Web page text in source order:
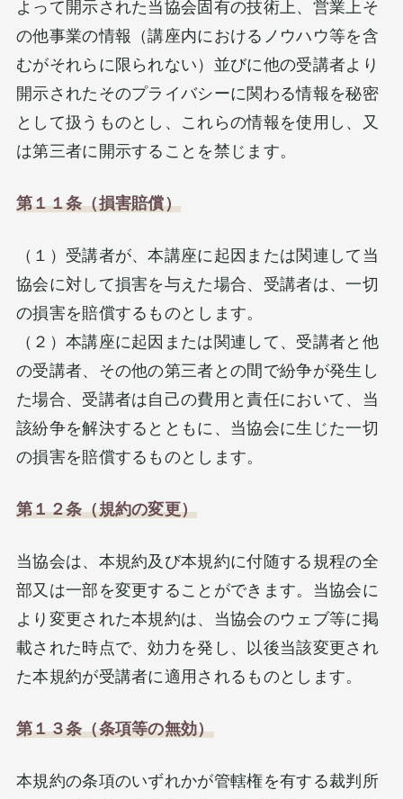
よって開示された当協会固有の技術上、営業上そ
の他事業の情報（講座内におけるノウハウ等を含
むがそれらに限られない）並びに他の受講者より
開示されたそのプライバシーに関わる情報を秘密
として扱うものとし、これらの情報を使用し、又
は第三者に開示することを禁じます。
第１１条（損害賠償）
（１）受講者が、本講座に起因または関連して当
協会に対して損害を与えた場合、受講者は、一切
の損害を賠償するものとします。
（２）本講座に起因または関連して、受講者と他
の受講者、その他の第三者との間で紛争が発生し
た場合、受講者は自己の費用と責任において、当
該紛争を解決するとともに、当協会に生じた一切
の損害を賠償するものとします。
第１２条（規約の変更）
当協会は、本規約及び本規約に付随する規程の全
部又は一部を変更することができます。当協会に
より変更された本規約は、当協会のウェブ等に掲
載された時点で、効力を発し、以後当該変更され
た本規約が受講者に適用されるものとします。
第１３条（条項等の無効）
本規約の条項のいずれかが管轄権を有する裁判所